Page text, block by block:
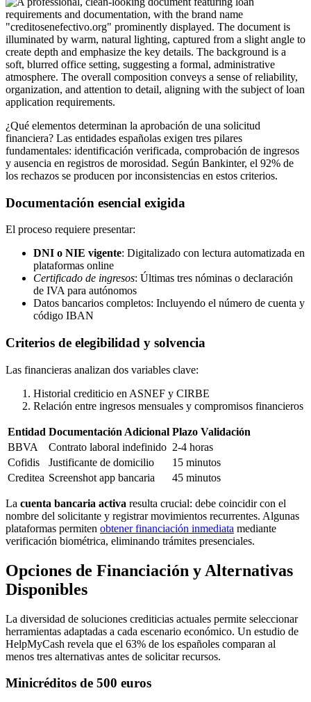
¿Qué elementos determinan la aprobación de una solicitud
financiera? Las entidades españolas exigen tres pilares
fundamentales: identificación verificada, comprobación de ingresos
y ausencia en registros de morosidad. Según Bankinter, el 92% de
los rechazos se producen por inconsistencias en estos criterios.
Documentación esencial exigida
El proceso requiere presentar:
DNI o NIE vigente: Digitalizado con lectura automatizada en
plataformas online
Certificado de ingresos: Últimas tres nóminas o declaración
de IVA para autónomos
Datos bancarios completos: Incluyendo el número de cuenta y
código IBAN
Criterios de elegibilidad y solvencia
Las financieras analizan dos variables clave:
Historial crediticio en ASNEF y CIRBE
Relación entre ingresos mensuales y compromisos financieros
Entidad Documentación Adicional Plazo Validación
BBVA
Contrato laboral indefinido 2-4 horas
Cofidis
Justificante de domicilio
15 minutos
Creditea Screenshot app bancaria 45 minutos
La cuenta bancaria activa resulta crucial: debe coincidir con el
nombre del solicitante y registrar movimientos recurrentes. Algunas
plataformas permiten obtener financiación inmediata mediante
verificación biométrica, eliminando trámites presenciales.
Opciones de Financiación y Alternativas
Disponibles
La diversidad de soluciones crediticias actuales permite seleccionar
herramientas adaptadas a cada escenario económico. Un estudio de
HelpMyCash revela que el 63% de los españoles comparan al
menos tres alternativas antes de solicitar recursos.
Minicréditos de 500 euros